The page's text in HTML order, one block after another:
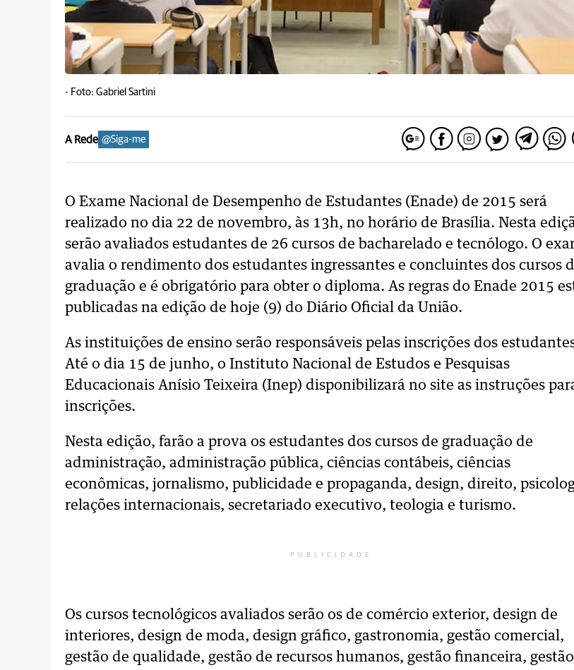
- Foto: Gabriel Sartini
A Rede @Siga-me
O Exame Nacional de Desempenho de Estudantes (Enade) de 2015 será
realizado no dia 22 de novembro, às 13h, no horário de Brasília. Nesta
serão avaliados estudantes de 26 cursos de bacharelado e tecnólogo. O
avalia o rendimento dos estudantes ingressantes e concluintes dos cursos
graduação e é obrigatório para obter o diploma. As regras do Enade 2015
publicadas na edição de hoje (9) do Diário Oficial da União.
As instituições de ensino serão responsáveis pelas inscrições dos
Até o dia 15 de junho, o Instituto Nacional de Estudos e Pesquisas
Educacionais Anísio Teixeira (Inep) disponibilizará no site as instruções
inscrições.
Nesta edição, farão a prova os estudantes dos cursos de graduação de
administração, administração pública, ciências contábeis, ciências
econômicas, jornalismo, publicidade e propaganda, design, direito,
relações internacionais, secretariado executivo, teologia e turismo.
PUBLICIDADE
Os cursos tecnológicos avaliados serão os de comércio exterior, design de
interiores, design de moda, design gráfico, gastronomia, gestão comercial,
gestão de qualidade, gestão de recursos humanos, gestão financeira, gestão